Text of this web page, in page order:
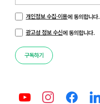
개인정보 수집·이용에 동의합니다.
광고성 정보 수신에 동의합니다.
구독하기